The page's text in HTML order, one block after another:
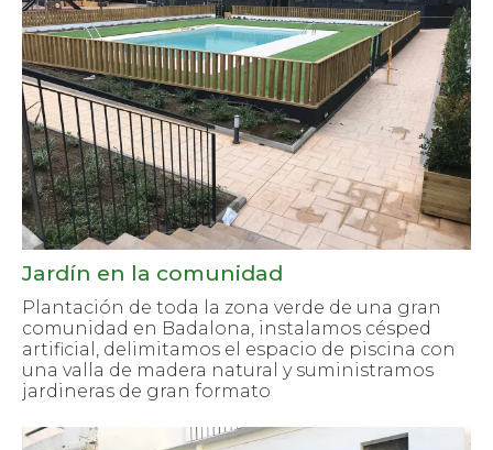
Jardín en la comunidad
Plantación de toda la zona verde de una gran
comunidad en Badalona, instalamos césped
artificial, delimitamos el espacio de piscina con
una valla de madera natural y suministramos
jardineras de gran formato